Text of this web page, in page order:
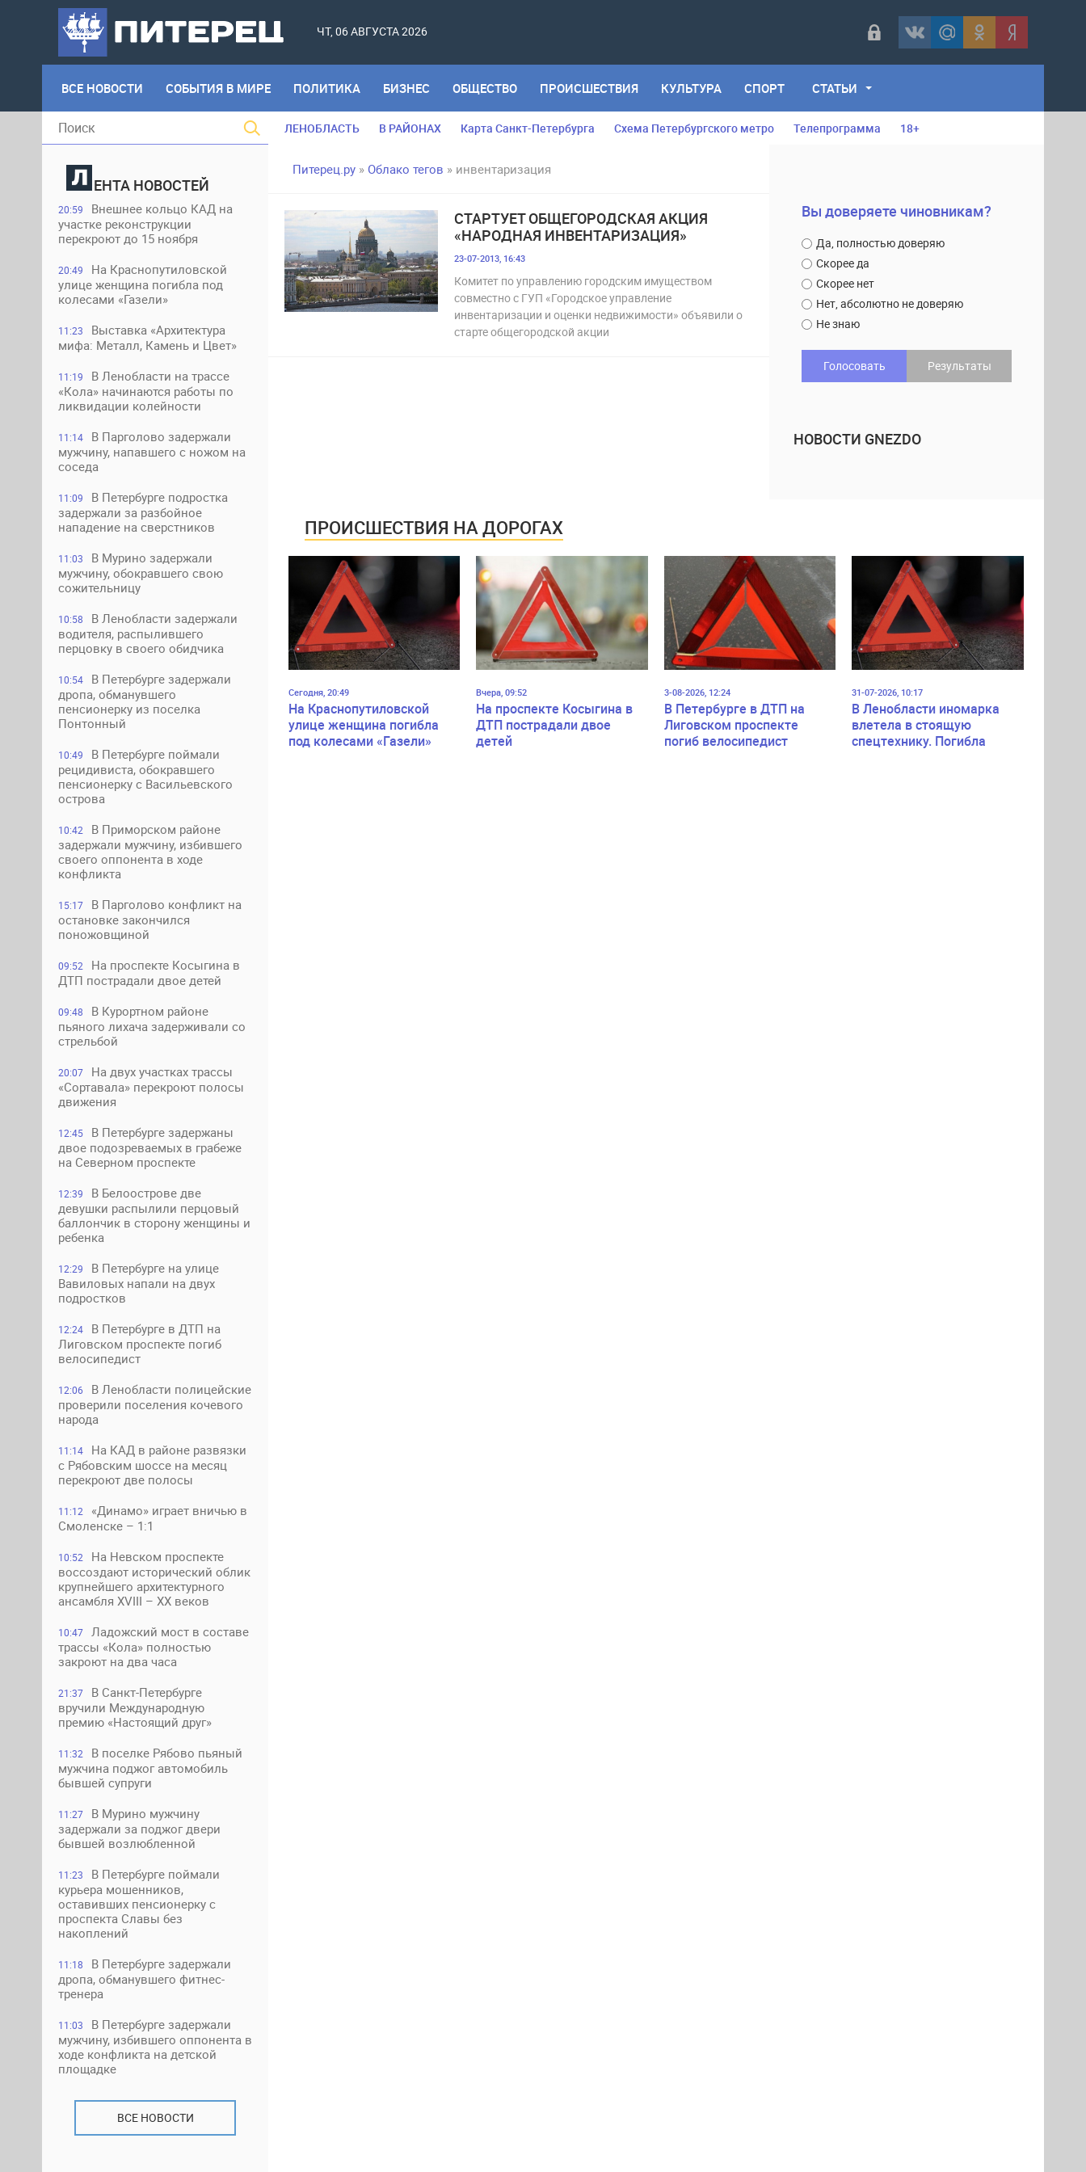
ЧТ, 06 АВГУСТА 2026
ВСЕ НОВОСТИ СОБЫТИЯ В МИРЕ ПОЛИТИКА БИЗНЕС ОБЩЕСТВО ПРОИСШЕСТВИЯ КУЛЬТУРА СПОРТ СТАТЬИ
ЕНТА НОВОСТЕЙ
20:59
Внешнее кольцо КАД на
участке реконструкции
перекроют до 15 ноября
20:49
На Краснопутиловской
улице женщина погибла под
колесами «Газели»
11:23
Выставка «Архитектура
мифа: Металл, Камень и Цвет»
11:19
В Ленобласти на трассе
«Кола» начинаются работы по
ликвидации колейности
11:14
В Парголово задержали
мужчину, напавшего с ножом на
соседа
11:09
В Петербурге подростка
задержали за разбойное
нападение на сверстников
11:03
В Мурино задержали
мужчину, обокравшего свою
сожительницу
10:58
В Ленобласти задержали
водителя, распылившего
перцовку в своего обидчика
10:54
В Петербурге задержали
дропа, обманувшего
пенсионерку из поселка
Понтонный
10:49
В Петербурге поймали
рецидивиста, обокравшего
пенсионерку с Васильевского
острова
10:42
В Приморском районе
задержали мужчину, избившего
своего оппонента в ходе
конфликта
15:17
В Парголово конфликт на
остановке закончился
поножовщиной
09:52
На проспекте Косыгина в
ДТП пострадали двое детей
09:48
В Курортном районе
пьяного лихача задерживали со
стрельбой
20:07
На двух участках трассы
«Сортавала» перекроют полосы
движения
12:45
В Петербурге задержаны
двое подозреваемых в грабеже
на Северном проспекте
12:39
В Белоострове две
девушки распылили перцовый
баллончик в сторону женщины и
ребенка
12:29
В Петербурге на улице
Вавиловых напали на двух
подростков
12:24
В Петербурге в ДТП на
Лиговском проспекте погиб
велосипедист
12:06
В Ленобласти полицейские
проверили поселения кочевого
народа
11:14
На КАД в районе развязки
с Рябовским шоссе на месяц
перекроют две полосы
11:12
«Динамо» играет вничью в
Смоленске – 1:1
10:52
На Невском проспекте
воссоздают исторический облик
крупнейшего архитектурного
ансамбля XVIII – XX веков
10:47
Ладожский мост в составе
трассы «Кола» полностью
закроют на два часа
21:37
В Санкт-Петербурге
вручили Международную
премию «Настоящий друг»
11:32
В поселке Рябово пьяный
мужчина поджог автомобиль
бывшей супруги
11:27
В Мурино мужчину
задержали за поджог двери
бывшей возлюбленной
11:23
В Петербурге поймали
курьера мошенников,
оставивших пенсионерку с
проспекта Славы без
накоплений
11:18
В Петербурге задержали
дропа, обманувшего фитнес-
тренера
11:03
В Петербурге задержали
мужчину, избившего оппонента в
ходе конфликта на детской
площадке
ВСЕ НОВОСТИ
ЛЕНОБЛАСТЬ В РАЙОНАХ Карта Санкт-Петербурга Схема Петербургского метро Телепрограмма 18+
Питерец.ру » Облако тегов » инвентаризация
СТАРТУЕТ ОБЩЕГОРОДСКАЯ АКЦИЯ
«НАРОДНАЯ ИНВЕНТАРИЗАЦИЯ»
23-07-2013, 16:43
Комитет по управлению городским имуществом
совместно с ГУП «Городское управление
инвентаризации и оценки недвижимости» объявили о
старте общегородской акции
Вы доверяете чиновникам?
Да, полностью доверяю
Скорее да
Скорее нет
Нет, абсолютно не доверяю
Не знаю
Голосовать Результаты
НОВОСТИ GNEZDO
ПРОИСШЕСТВИЯ НА ДОРОГАХ
Сегодня, 20:49
На Краснопутиловской
улице женщина погибла
под колесами «Газели»
Вчера, 09:52
На проспекте Косыгина в
ДТП пострадали двое
детей
3-08-2026, 12:24
В Петербурге в ДТП на
Лиговском проспекте
погиб велосипедист
31-07-2026, 10:17
В Ленобласти иномарка
влетела в стоящую
спецтехнику. Погибла